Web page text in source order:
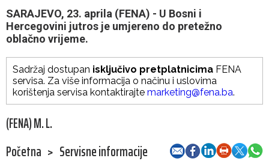
SARAJEVO, 23. aprila (FENA) - U Bosni i
Hercegovini jutros je umjereno do pretežno
oblačno vrijeme.
Sadržaj dostupan isključivo pretplatnicima FENA
servisa. Za više informacija o načinu i uslovima
korištenja servisa kontaktirajte marketing@fena.ba.
(FENA) M. L.
Početna > Servisne informacije